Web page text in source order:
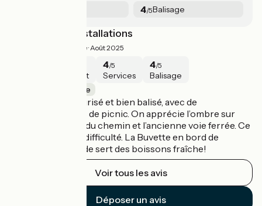
4/5Balisage
Nombreuses installations
Frederique ·Août 2025
Intérêt
4/5
Services
4/5
Balisage
Roanne / Iguerande
Chemin bien sécurisé et bien balisé, avec de
nombreuses aires de picnic. On apprécie l’ombre sur
une bonne partie du chemin et l’ancienne voie ferrée. Ce
tronçon est sans difficulté. La Buvette en bord de
chemin à Iguerande sert des boissons fraîche!
Voir tous les avis
Déposer un avis